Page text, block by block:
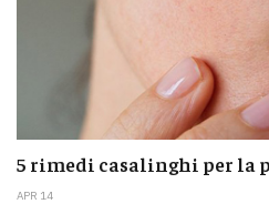
5 rimedi casalinghi per la
APR 14